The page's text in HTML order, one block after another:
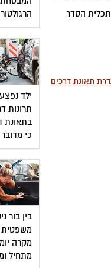
הסדר
תאונת דרכים
ילד
תרונות
בתאונת
כי
בין בור
משפטית
מקרה
מתחיל